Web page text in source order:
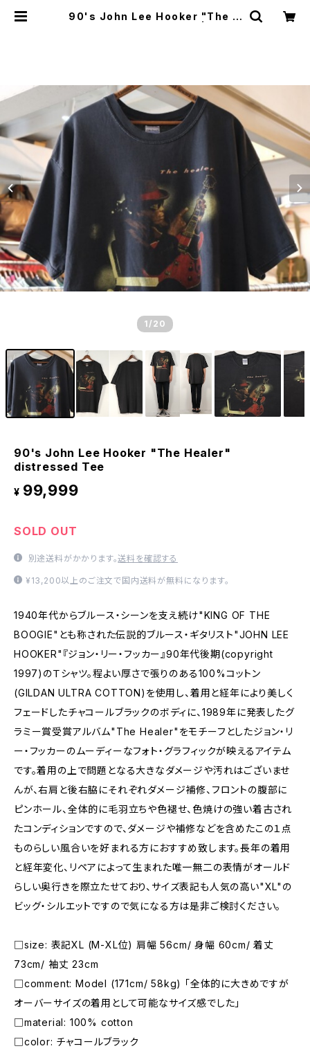
90's John Lee Hooker "The H
1 /20
90's John Lee Hooker "The Healer"
distressed Tee
¥ 99,999
SOLD OUT
別途送料がかかります。送料を確認する
¥13,200以上のご注文で国内送料が無料になります。
1940年代からブルース・シーンを支え続け"KING OF THE
BOOGIE"とも称された伝説的ブルース・ギタリスト"JOHN LEE
HOOKER"『ジョン・リー・フッカー』90年代後期(copyright
1997)のＴシャツ。程よい厚さで張りのある100%コットン
(GILDAN ULTRA COTTON)を使用し、着用と経年により美しく
フェードしたチャコールブラックのボディに、1989年に発表したグ
ラミー賞受賞アルバム"The Healer"をモチーフとしたジョン・リ
ー・フッカーのムーディーなフォト・グラフィックが映えるアイテム
です。着用の上で問題となる大きなダメージや汚れはございませ
んが、右肩と後右脇にそれぞれダメージ補修、フロントの腹部に
ピンホール、全体的に毛羽立ちや色褪せ、色焼けの強い着古され
たコンディションですので、ダメージや補修などを含めたこの１点
ものらしい風合いを好まれる方におすすめ致します。長年の着用
と経年変化、リペアによって生まれた唯一無二の表情がオールド
らしい奥行きを際立たせており、サイズ表記も人気の高い"XL"の
ビッグ・シルエットですので気になる方は是非ご検討ください。
□size: 表記XL (M-XL位) 肩幅 56cm/ 身幅 60cm/ 着丈
73cm/ 袖丈 23cm
□comment: Model (171cm/ 58kg) 「全体的に大きめですが
オーバーサイズの着用として可能なサイズ感でした」
□material: 100% cotton
□color: チャコールブラック